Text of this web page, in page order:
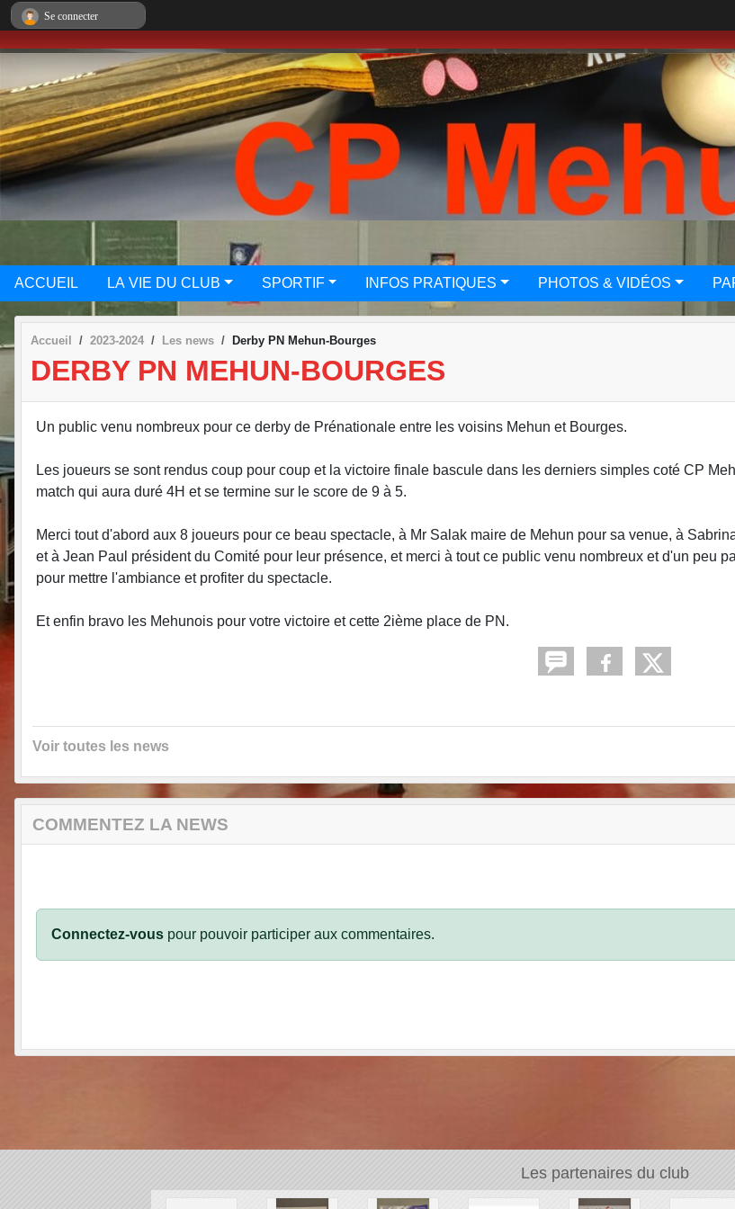
ACCUEIL LA VIE DU CLUB SPORTIF INFOS PRATIQUES PHOTOS & VIDÉOS
Accueil 2023-2024 Les news Derby PN Mehun-Bourges
DERBY PN MEHUN-BOURGES
Un public venu nombreux pour ce derby de Prénationale entre les voisins Mehun et Bourges.
Les joueurs se sont rendus coup pour coup et la victoire finale bascule dans les derniers simples coté CP
match qui aura duré 4H et se termine sur le score de 9 à 5.
Merci tout d'abord aux 8 joueurs pour ce beau spectacle, à Mr Salak maire de Mehun pour sa venue, à
et à Jean Paul président du Comité pour leur présence, et merci à tout ce public venu nombreux et d'un peu
pour mettre l'ambiance et profiter du spectacle.
Et enfin bravo les Mehunois pour votre victoire et cette 2ième place de PN.
Voir toutes les news
COMMENTEZ LA NEWS
Connectez-vous pour pouvoir participer aux commentaires.
Les partenaires du club
Se connecter
Panneau de gestion des cookies